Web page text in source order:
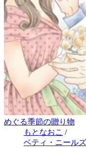
めぐる季節の贈り物
もとなおこ /
ベティ・ニールズ